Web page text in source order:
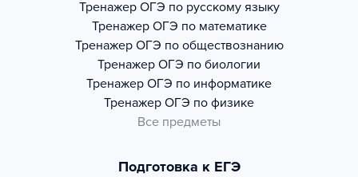
Тренажер ОГЭ по русскому языку
Тренажер ОГЭ по математике
Тренажер ОГЭ по обществознанию
Тренажер ОГЭ по биологии
Тренажер ОГЭ по информатике
Тренажер ОГЭ по физике
Все предметы
Подготовка к ЕГЭ